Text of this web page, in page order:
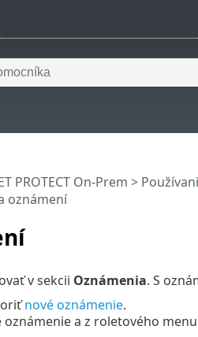
PROTECT On-Prem >
oznámení
v sekcii Oznámenia. S
nové oznámenie.
oznámenie a z roletového